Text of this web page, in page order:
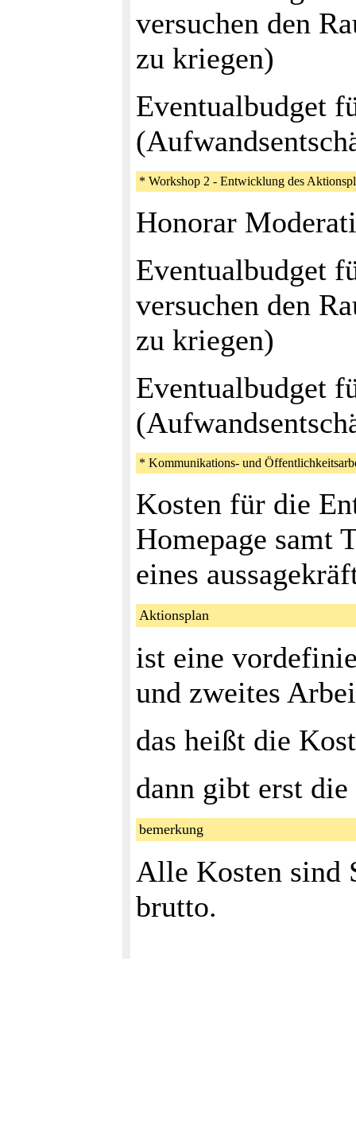
versuchen den
zu kriegen)
Eventualbudget
* Workshop 2 - Entwicklung des
Honorar
Eventualbudget
versuchen den
zu kriegen)
Eventualbudget
* Kommunikations- und
Kosten für die
Homepage samt
eines
Aktionsplan
ist eine
und zweites
das heißt die
dann gibt erst
bemerkung
Alle Kosten sind
brutto.